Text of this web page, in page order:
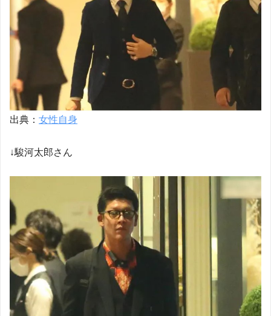
出典： 女性自身
↓駿河太郎さん